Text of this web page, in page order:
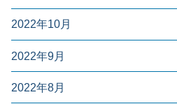
2022年10月
2022年9月
2022年8月